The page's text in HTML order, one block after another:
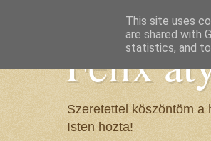
Félix
Szeretettel köszöntöm a
Isten hozta!
This site uses
are shared with
statistics, and